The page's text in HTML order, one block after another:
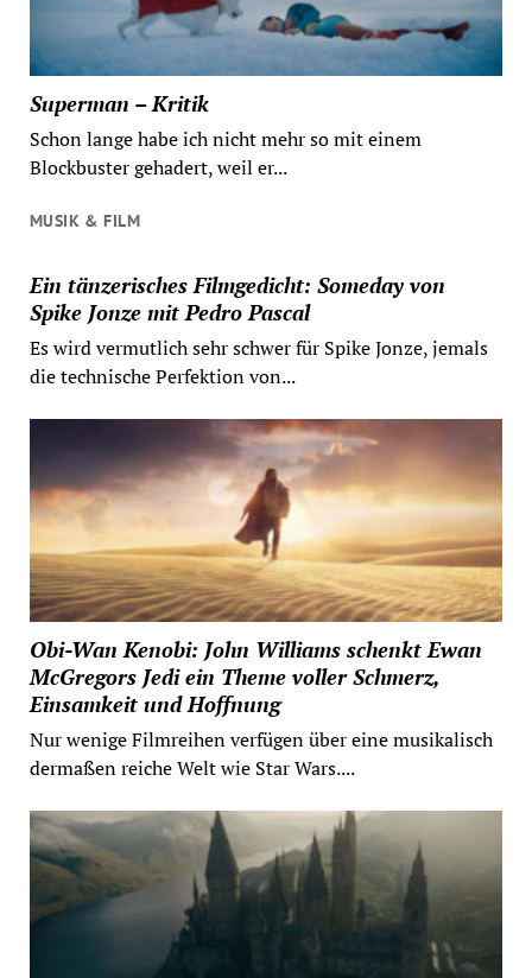
Superman – Kritik
Schon lange habe ich nicht mehr so mit einem
Blockbuster gehadert, weil er...
MUSIK & FILM
Ein tänzerisches Filmgedicht: Someday von
Spike Jonze mit Pedro Pascal
Es wird vermutlich sehr schwer für Spike Jonze, jemals
die technische Perfektion von...
Obi-Wan Kenobi: John Williams schenkt Ewan
McGregors Jedi ein Theme voller Schmerz,
Einsamkeit und Hoffnung
Nur wenige Filmreihen verfügen über eine musikalisch
dermaßen reiche Welt wie Star Wars....